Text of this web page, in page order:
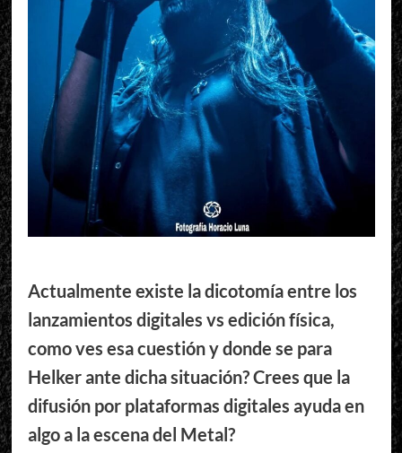
Actualmente existe la dicotomía entre los
lanzamientos digitales vs edición física,
como ves esa cuestión y donde se para
Helker ante dicha situación? Crees que la
difusión por plataformas digitales ayuda en
algo a la escena del Metal?